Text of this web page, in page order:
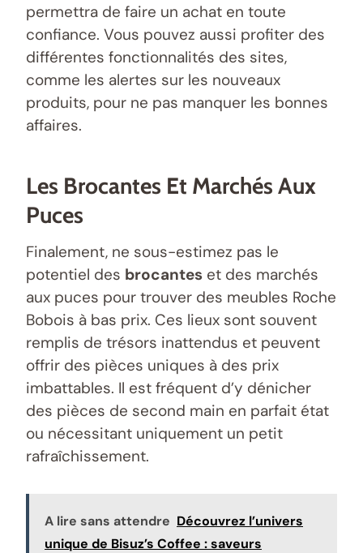
permettra de faire un achat en toute
confiance. Vous pouvez aussi profiter des
différentes fonctionnalités des sites,
comme les alertes sur les nouveaux
produits, pour ne pas manquer les bonnes
affaires.
Les Brocantes Et Marchés Aux
Puces
Finalement, ne sous-estimez pas le
potentiel des brocantes et des marchés
aux puces pour trouver des meubles Roche
Bobois à bas prix. Ces lieux sont souvent
remplis de trésors inattendus et peuvent
offrir des pièces uniques à des prix
imbattables. Il est fréquent d’y dénicher
des pièces de second main en parfait état
ou nécessitant uniquement un petit
rafraîchissement.
A lire sans attendre Découvrez l’univers
unique de Bisuz’s Coffee : saveurs